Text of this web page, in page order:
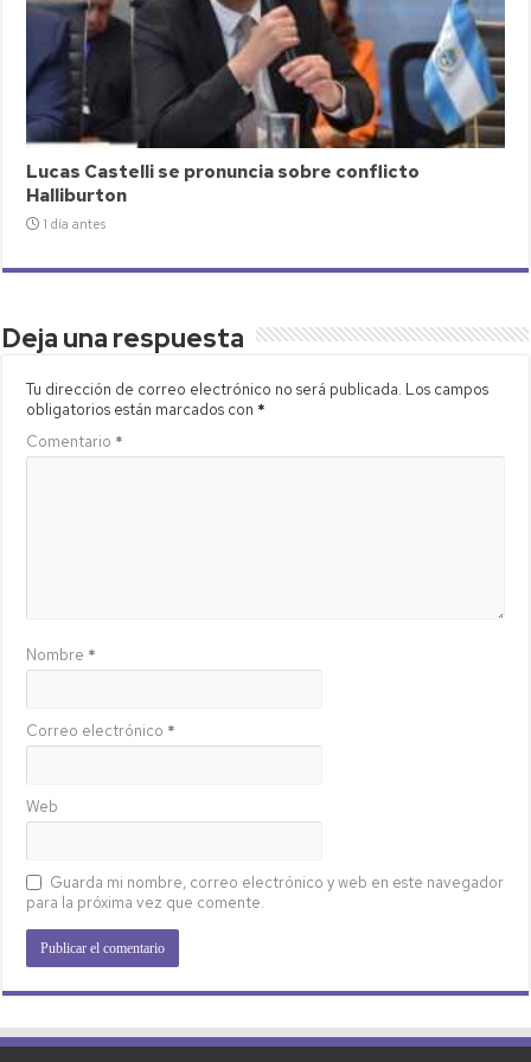
Lucas Castelli se pronuncia sobre conflicto
Halliburton
1 día antes
Deja una respuesta
Tu dirección de correo electrónico no será publicada. Los campos
obligatorios están marcados con *
Comentario *
Nombre *
Correo electrónico *
Web
Guarda mi nombre, correo electrónico y web en este navegador
para la próxima vez que comente.